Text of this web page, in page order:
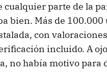
cualquier parte de la
bien. Más de 100.000
con
incluido. A
no había motivo para